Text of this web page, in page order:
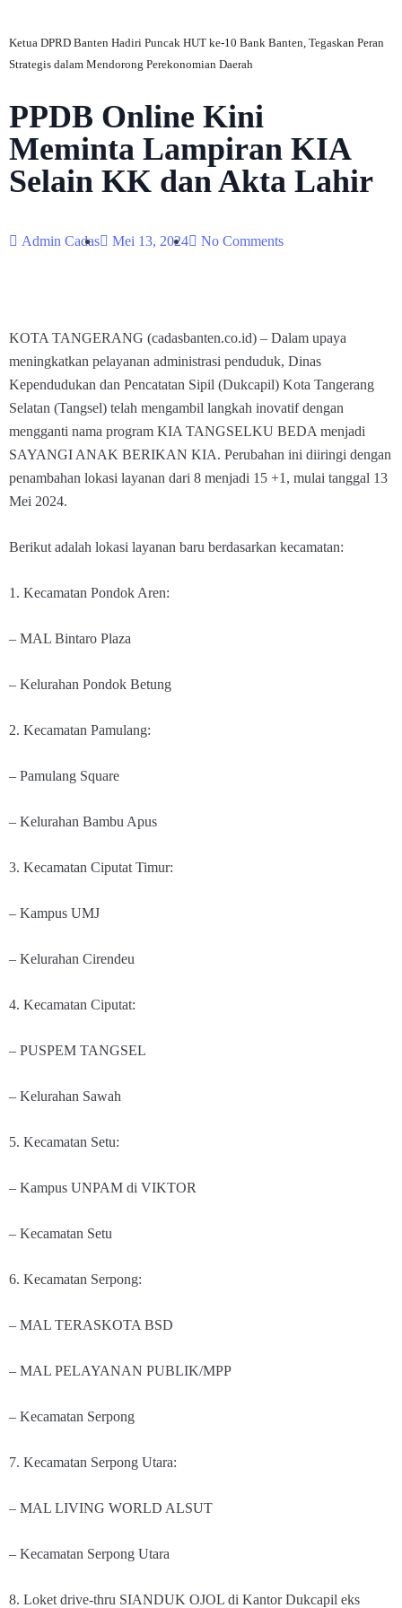
Ketua DPRD Banten Hadiri Puncak HUT ke-10 Bank Banten, Tegaskan Peran
Strategis dalam Mendorong Perekonomian Daerah
PPDB Online Kini
Meminta Lampiran KIA
Selain KK dan Akta Lahir
Admin Cadas Mei 13, 2024 No Comments
KOTA TANGERANG (cadasbanten.co.id) – Dalam upaya
meningkatkan pelayanan administrasi penduduk, Dinas
Kependudukan dan Pencatatan Sipil (Dukcapil) Kota Tangerang
Selatan (Tangsel) telah mengambil langkah inovatif dengan
mengganti nama program KIA TANGSELKU BEDA menjadi
SAYANGI ANAK BERIKAN KIA. Perubahan ini diiringi dengan
penambahan lokasi layanan dari 8 menjadi 15 +1, mulai tanggal 13
Mei 2024.
Berikut adalah lokasi layanan baru berdasarkan kecamatan:
1. Kecamatan Pondok Aren:
– MAL Bintaro Plaza
– Kelurahan Pondok Betung
2. Kecamatan Pamulang:
– Pamulang Square
– Kelurahan Bambu Apus
3. Kecamatan Ciputat Timur:
– Kampus UMJ
– Kelurahan Cirendeu
4. Kecamatan Ciputat:
– PUSPEM TANGSEL
– Kelurahan Sawah
5. Kecamatan Setu:
– Kampus UNPAM di VIKTOR
– Kecamatan Setu
6. Kecamatan Serpong:
– MAL TERASKOTA BSD
– MAL PELAYANAN PUBLIK/MPP
– Kecamatan Serpong
7. Kecamatan Serpong Utara:
– MAL LIVING WORLD ALSUT
– Kecamatan Serpong Utara
8. Loket drive-thru SIANDUK OJOL di Kantor Dukcapil eks